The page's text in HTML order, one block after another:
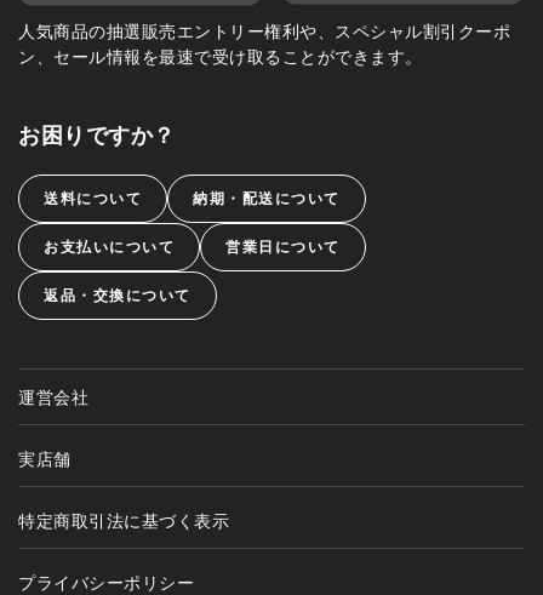
人気商品の抽選販売エントリー権利や、スペシャル割引クーポ
ン、セール情報を最速で受け取ることができます。
お困りですか？
送料について 納期・配送について
お支払いについて 営業日について
返品・交換について
運営会社
実店舗
特定商取引法に基づく表示
プライバシーポリシー